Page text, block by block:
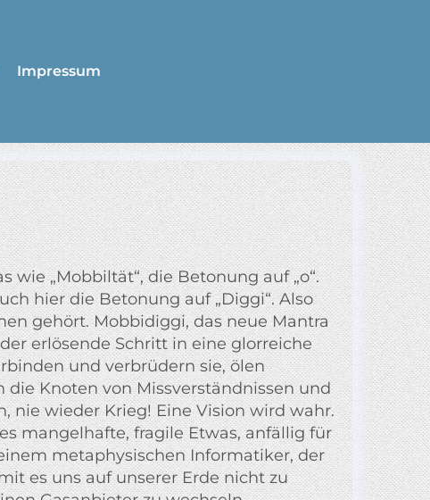
Impressum
wie „Mobbiltät“, die Betonung auf „o“.
hier die Betonung auf „Diggi“. Also
gehört. Mobbidiggi, das neue Mantra
erlösende Schritt in eine glorreiche
und verbrüdern sie, ölen
Knoten von Missverständnissen und
nie wieder Krieg! Eine Vision wird wahr.
mangelhafte, fragile Etwas, anfällig für
metaphysischen Informatiker, der
es uns auf unserer Erde nicht zu